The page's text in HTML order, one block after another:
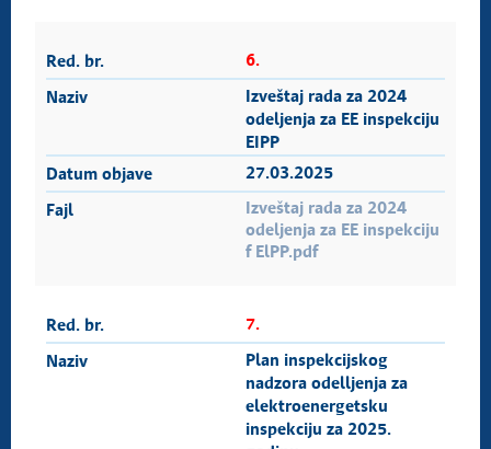
6.
Izveštaj rada za 2024
odeljenja za EE inspekciju
EIPP
27.03.2025
Izveštaj rada za 2024
odeljenja za EE inspekciju
f ElPP.pdf
7.
Plan inspekcijskog
nadzora odelljenja za
elektroenergetsku
inspekciju za 2025.